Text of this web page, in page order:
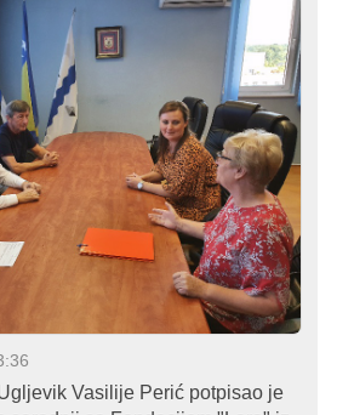
Vasilije Perić potpisao je